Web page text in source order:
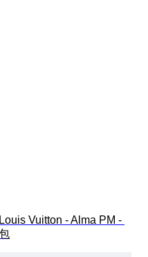
Louis Vuitton - Alma PM -